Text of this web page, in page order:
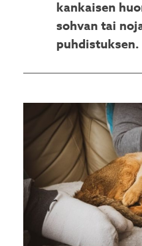
kankaisen
sohvan tai
puhdistuksen.